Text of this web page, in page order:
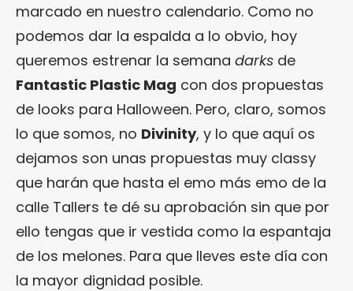
marcado en nuestro calendario. Como no
podemos dar la espalda a lo obvio, hoy
queremos estrenar la semana darks de
Fantastic Plastic Mag con dos propuestas
de looks para Halloween. Pero, claro, somos
lo que somos, no Divinity, y lo que aquí os
dejamos son unas propuestas muy classy
que harán que hasta el emo más emo de la
calle Tallers te dé su aprobación sin que por
ello tengas que ir vestida como la espantaja
de los melones. Para que lleves este día con
la mayor dignidad posible.